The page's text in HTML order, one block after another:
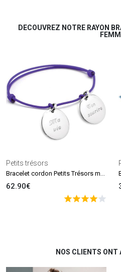
DECOUVREZ NOTRE RAYON
Petits trésors
Bracelet cordon Petits Trésors médaille (argent 925°)
62.90€
NOS CLIENTS ONT